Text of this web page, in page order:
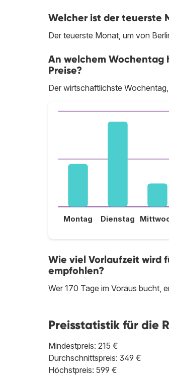
Welcher ist der teuerste
Der teuerste Monat, um von
An welchem Wochentag
Preise?
Der wirtschaftlichste
Montag Dienstag
Wie viel Vorlaufzeit wird
empfohlen?
Wer 170 Tage im Voraus bucht,
Preisstatistik für die
Mindestpreis: 215 €
Durchschnittspreis: 349 €
Höchstpreis: 599 €